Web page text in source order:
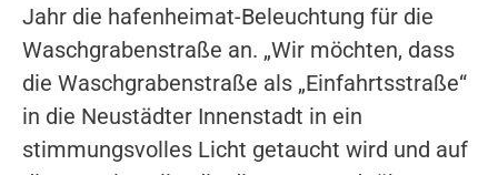
Jahr die hafenheimat-Beleuchtung für die
Waschgrabenstraße an. „Wir möchten, dass
die Waschgrabenstraße als „Einfahrtsstraße“
in die Neustädter Innenstadt in ein
stimmungsvolles Licht getaucht wird und auf